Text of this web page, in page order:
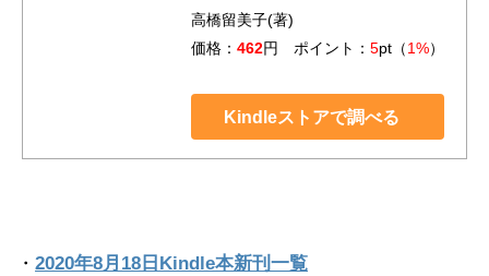
高橋留美子(著)
価格： 462円 ポイント： 5pt（1%）
Kindleストアで調べる
・ 2020年8月18日Kindle本新刊一覧